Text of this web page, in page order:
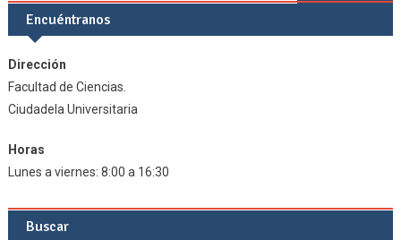
de
entradas
Encuéntranos
Dirección
Facultad de Ciencias.
Ciudadela Universitaria
Horas
Lunes a viernes: 8:00 a 16:30
Buscar